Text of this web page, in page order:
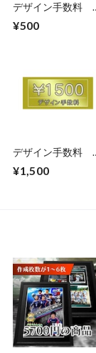
デザイン手数料
¥500
デザイン手数料
¥1,500